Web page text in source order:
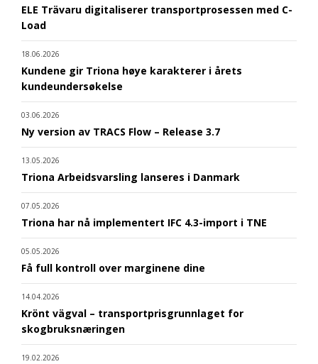
ELE Trävaru digitaliserer transportprosessen med C-
Load
18.06.2026
Kundene gir Triona høye karakterer i årets
kundeundersøkelse
03.06.2026
Ny version av TRACS Flow – Release 3.7
13.05.2026
Triona Arbeidsvarsling lanseres i Danmark
07.05.2026
Triona har nå implementert IFC 4.3-import i TNE
05.05.2026
Få full kontroll over marginene dine
14.04.2026
Krönt vägval – transportprisgrunnlaget for
skogbruksnæringen
19.02.2026